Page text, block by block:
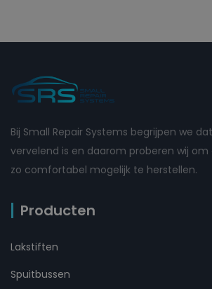
Bij Small Repair Systems begrijpen we
vervelend is en daarom proberen wij
zo comfortabel mogelijk te herstellen.
Producten
Lakstiften
Spuitbussen